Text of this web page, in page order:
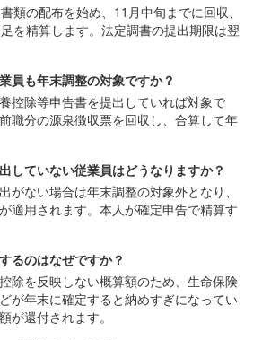
類の配布を始め、11月中旬までに回収、
を精算します。法定調書の提出期限は翌
員も年末調整の対象ですか？
控除等申告書を提出していれば対象で
職分の源泉徴収票を回収し、合算して年
していない従業員はどうなりますか？
がない場合は年末調整の対象外となり、
適用されます。本人が確定申告で精算す
るのはなぜですか？
除を反映しない概算額のため、生命保険
が年末に確定すると納めすぎになってい
が還付されます。